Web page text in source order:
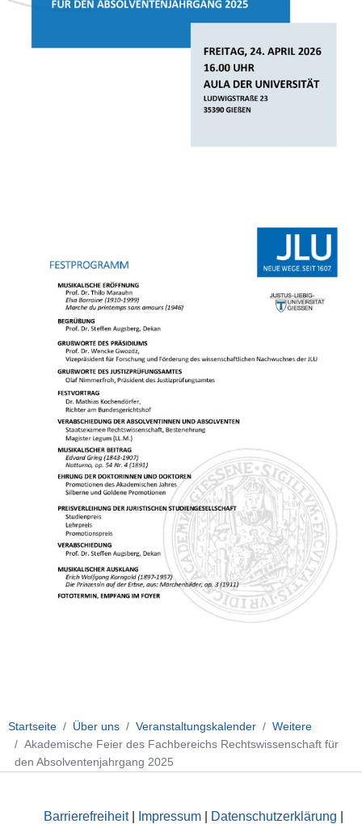
Startseite Über uns Veranstaltungskalender
Weitere
Akademische Feier des Fachbereichs Rechtswissenschaft für
den Absolventenjahrgang 2025
Barrierefreiheit| Impressum Datenschutzerklärung